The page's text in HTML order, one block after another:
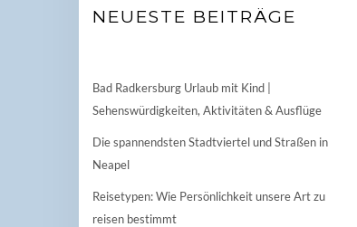
NEUESTE BEITRÄGE
Bad Radkersburg Urlaub mit Kind |
Sehenswürdigkeiten, Aktivitäten & Ausflüge
Die spannendsten Stadtviertel und Straßen in
Neapel
Reisetypen: Wie Persönlichkeit unsere Art zu
reisen bestimmt